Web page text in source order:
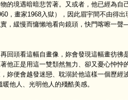
的境遇暗暗悲苦著。又或者，他已經為自
，畫家1968入獄），因此眉宇間不由得
，緩慢而慵懶地看向鏡頭，快門喀嚓一
頭看這幅自畫像，妳會發現這幅畫彷彿
他正是用這一雙頹然無力、卻又憂心忡忡
妳便會越發迷戀、耽溺於他這樣一個歷經
他人、光明他人的殘酷美感。